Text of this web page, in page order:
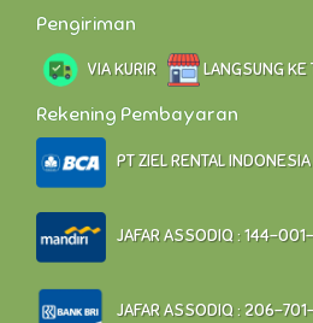
Pengiriman
VIA KURIR LANGSUNG KE
Rekening Pembayaran
PT ZIEL RENTAL
JAFAR ASSODIQ : 144-
JAFAR ASSODIQ : 206-